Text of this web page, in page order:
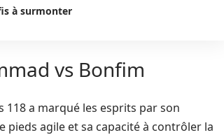
à surmonter
vs Bonfim
118 a marqué les esprits par son
agile et sa capacité à contrôler la